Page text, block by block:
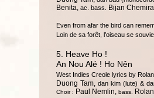
Benita, ac. bass. Bijan
Even from afar the bird can
Loin de sa forêt, l’oiseau se
5. Heave Ho !
An Nou Alé ! Ho Nên
West Indies Creole lyrics by
Duong Tam, dan kim (lute) &
Choir : Paul Nemlin, bass.